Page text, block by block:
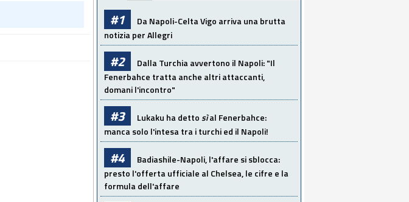
#1
Da Napoli-Celta Vigo arriva una brutta
notizia per Allegri
#2
Dalla Turchia avvertono il Napoli: "Il
Fenerbahce tratta anche altri attaccanti,
domani l'incontro"
#3 Lukaku ha dettosìal Fenerbahce:
manca solo l'intesa tra i turchi ed il Napoli!
#4
Badiashile-Napoli, l'affare si sblocca:
presto l'offerta ufficiale al Chelsea, le cifre e la
formula dell'affare